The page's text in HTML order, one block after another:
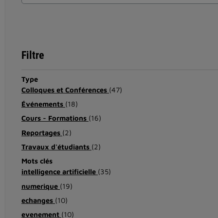
Filtre
Type
Colloques et Conférences (47)
Événements (18)
Cours - Formations (16)
Reportages (2)
Travaux d'étudiants (2)
Mots clés
intelligence artificielle (35)
numerique (19)
echanges (10)
evenement (10)